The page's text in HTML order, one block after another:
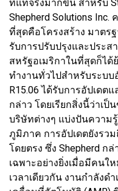
ที่แท้จริงมากขึ้น สำหรับ
Shepherd Solutions
ที่สุดคือโครงสร้าง มาตร
รับการปรับปรุงและประส
สหรัฐอเมริกาในที่สุดก็ได้
ทำงานทั่วไปสำหรับระบ
R15.06 ได้รับการอัปเดต
กล่าว โดยเรียกสิ่งนี้ว่าเ
บริษัทต่างๆ แบ่งปันความ
ภูมิภาค การอัปเดตยังรว
โดยตรง ซึ่ง Shepherd ก
เฉพาะอย่างยิ่งเมื่อมีคนใ
เวลาเดียวกัน งานกำลัง